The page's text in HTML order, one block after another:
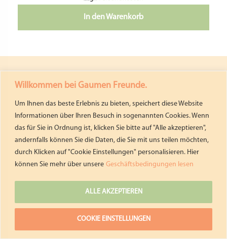
Willkommen bei Gaumen Freunde.
Um Ihnen das beste Erlebnis zu bieten, speichert diese Website
Informationen über Ihren Besuch in sogenannten Cookies. Wenn
das für Sie in Ordnung ist, klicken Sie bitte auf "Alle akzeptieren",
andernfalls können Sie die Daten, die Sie mit uns teilen möchten,
durch Klicken auf "Cookie Einstellungen" personalisieren. Hier
können Sie mehr über unsere Geschäftsbedingungen lesen
COOKIE EINSTELLUNGEN
ALLE AKZEPTIEREN
In den Warenkorb
Nützliche Informationen
Datenschutzerklärung
Geschäftsbedingungen
Widerrufsbelehrung & Widerrufsformular